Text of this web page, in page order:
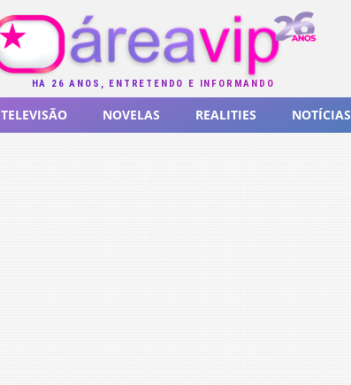
HÁ 26 ANOS, ENTRETENDO E INFORMANDO
TELEVISÃO NOVELAS REALITIES NOTÍCIAS